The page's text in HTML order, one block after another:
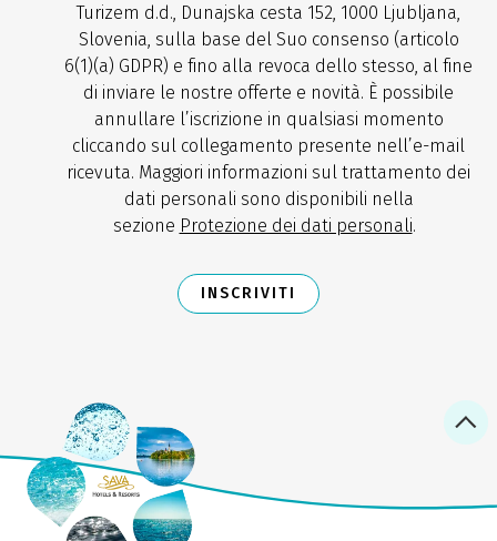
Turizem d.d., Dunajska cesta 152, 1000 Ljubljana,
Slovenia, sulla base del Suo consenso (articolo
6(1)(a) GDPR) e fino alla revoca dello stesso, al fine
di inviare le nostre offerte e novità. È possibile
annullare l’iscrizione in qualsiasi momento
cliccando sul collegamento presente nell’e-mail
ricevuta. Maggiori informazioni sul trattamento dei
dati personali sono disponibili nella
sezione Protezione dei dati personali.
INSCRIVITI